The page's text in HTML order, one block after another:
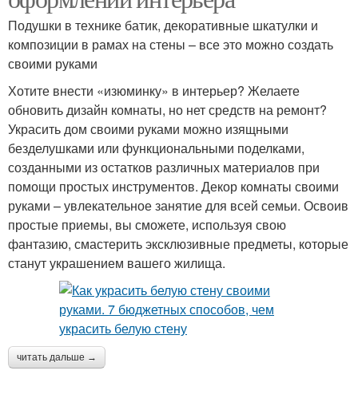
Подушки в технике батик, декоративные шкатулки и
композиции в рамах на стены – все это можно создать
своими руками
Хотите внести «изюминку» в интерьер? Желаете
обновить дизайн комнаты, но нет средств на ремонт?
Украсить дом своими руками можно изящными
безделушками или функциональными поделками,
созданными из остатков различных материалов при
помощи простых инструментов. Декор комнаты своими
руками – увлекательное занятие для всей семьи. Освоив
простые приемы, вы сможете, используя свою
фантазию, смастерить эксклюзивные предметы, которые
станут украшением вашего жилища.
читать дальше →